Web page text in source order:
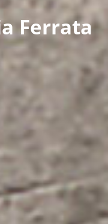
Ferrata